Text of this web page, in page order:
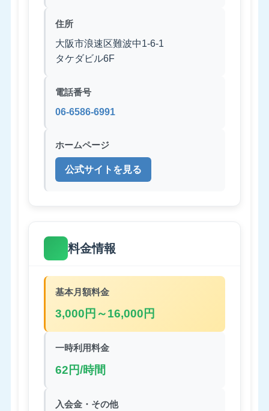
住所
大阪市浪速区難波中1-6-1
タケダビル6F
電話番号
06-6586-6991
ホームページ
公式サイトを見る
料金情報
基本月額料金
3,000円～16,000円
一時利用料金
62円/時間
入会金・その他